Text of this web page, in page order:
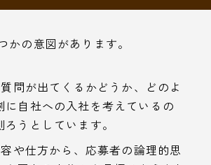
の意図があります。
問が出てくるかどうか、どのよ
自社への入社を考えているの
うとしています。
や仕方から、応募者の論理的思